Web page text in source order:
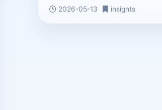
2026-05-13 insights